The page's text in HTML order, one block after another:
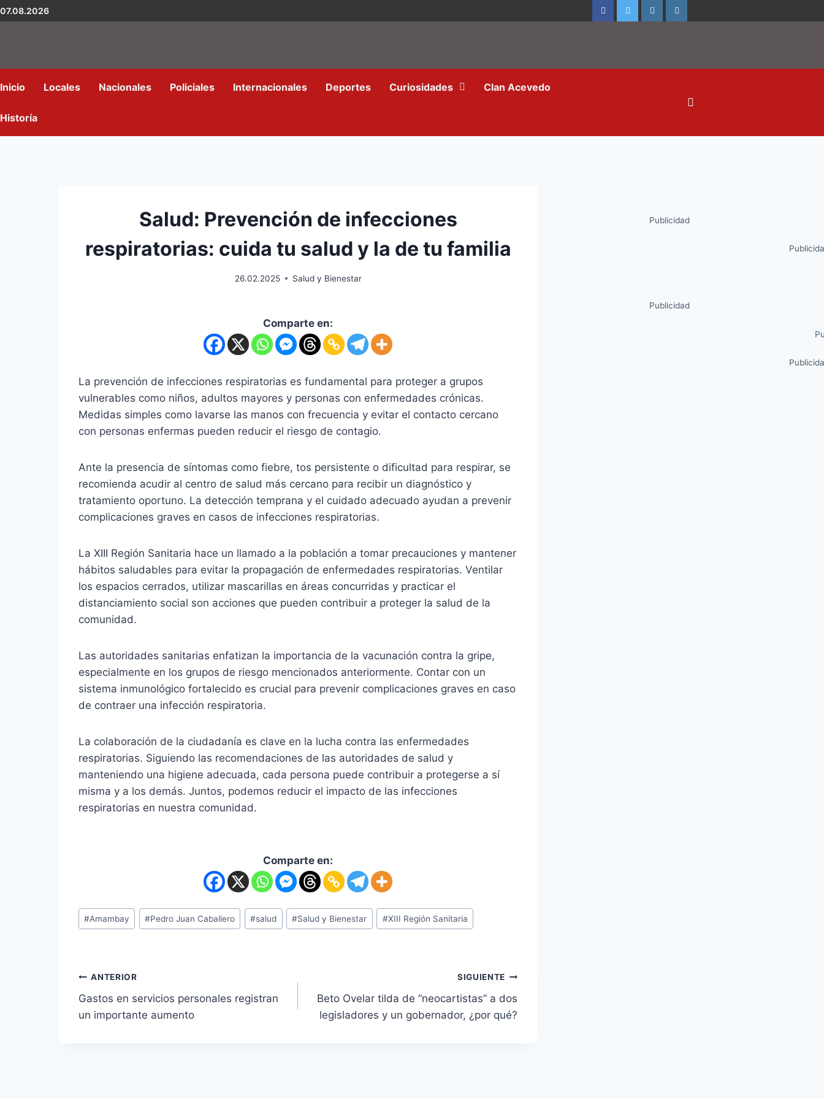
07.08.2026
Inicio Locales Nacionales Policiales Internacionales Deportes Curiosidades Clan Acevedo
Historía
Salud: Prevención de infecciones
respiratorias: cuida tu salud y la de tu familia
26.02.2025 Salud y Bienestar
Comparte en:
La prevención de infecciones respiratorias es fundamental para proteger a grupos
vulnerables como niños, adultos mayores y personas con enfermedades crónicas.
Medidas simples como lavarse las manos con frecuencia y evitar el contacto cercano
con personas enfermas pueden reducir el riesgo de contagio.
Ante la presencia de síntomas como fiebre, tos persistente o dificultad para respirar, se
recomienda acudir al centro de salud más cercano para recibir un diagnóstico y
tratamiento oportuno. La detección temprana y el cuidado adecuado ayudan a prevenir
complicaciones graves en casos de infecciones respiratorias.
La XIII Región Sanitaria hace un llamado a la población a tomar precauciones y mantener
hábitos saludables para evitar la propagación de enfermedades respiratorias. Ventilar
los espacios cerrados, utilizar mascarillas en áreas concurridas y practicar el
distanciamiento social son acciones que pueden contribuir a proteger la salud de la
comunidad.
Las autoridades sanitarias enfatizan la importancia de la vacunación contra la gripe,
especialmente en los grupos de riesgo mencionados anteriormente. Contar con un
sistema inmunológico fortalecido es crucial para prevenir complicaciones graves en caso
de contraer una infección respiratoria.
La colaboración de la ciudadanía es clave en la lucha contra las enfermedades
respiratorias. Siguiendo las recomendaciones de las autoridades de salud y
manteniendo una higiene adecuada, cada persona puede contribuir a protegerse a sí
misma y a los demás. Juntos, podemos reducir el impacto de las infecciones
respiratorias en nuestra comunidad.
Comparte en:
#Amambay #Pedro Juan Caballero #salud #Salud y Bienestar #XIII Región Sanitaria
ANTERIOR
Gastos en servicios personales registran
un importante aumento
SIGUIENTE
Beto Ovelar tilda de “neocartistas” a dos
legisladores y un gobernador, ¿por qué?
Publicidad
Publicidad